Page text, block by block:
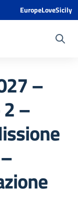
EuropeLoveSicily
–
–